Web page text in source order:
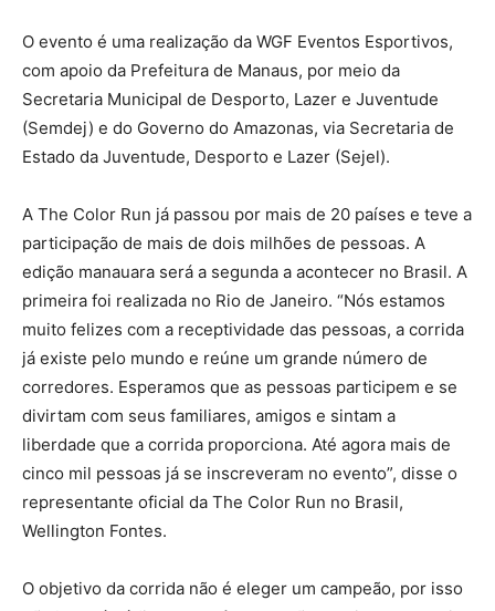
O evento é uma realização da WGF Eventos Esportivos,
com apoio da Prefeitura de Manaus, por meio da
Secretaria Municipal de Desporto, Lazer e Juventude
(Semdej) e do Governo do Amazonas, via Secretaria de
Estado da Juventude, Desporto e Lazer (Sejel).
A The Color Run já passou por mais de 20 países e teve a
participação de mais de dois milhões de pessoas. A
edição manauara será a segunda a acontecer no Brasil. A
primeira foi realizada no Rio de Janeiro. “Nós estamos
muito felizes com a receptividade das pessoas, a corrida
já existe pelo mundo e reúne um grande número de
corredores. Esperamos que as pessoas participem e se
divirtam com seus familiares, amigos e sintam a
liberdade que a corrida proporciona. Até agora mais de
cinco mil pessoas já se inscreveram no evento”, disse o
representante oficial da The Color Run no Brasil,
Wellington Fontes.
O objetivo da corrida não é eleger um campeão, por isso